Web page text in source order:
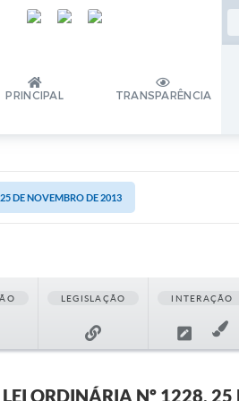
PRINCIPAL TRANSPARÊNCIA
DE NOVEMBRO DE 2013
LEGISLAÇÃO INTERAÇÃO
LEI ORDINÁRIA Nº 1228,